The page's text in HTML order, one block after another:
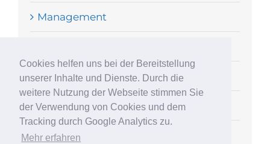
Cookies helfen uns bei der Bereitstellung
unserer Inhalte und Dienste. Durch die
weitere Nutzung der Webseite stimmen Sie
der Verwendung von Cookies und dem
Tracking durch Google Analytics zu.
Mehr erfahren
Management
Mentoring
Motivation
Neukundenakquise